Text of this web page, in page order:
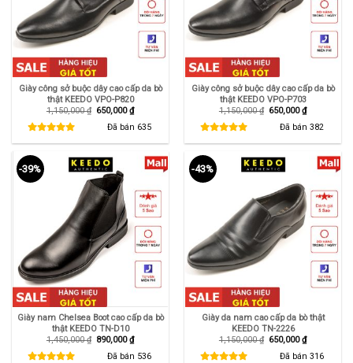
Giày công sở buộc dây cao cấp da bò
thật KEEDO VPO-P820
1,150,000₫ Giá
1,150,000 ₫.
650,000₫Giá
hiện
tại
là:
650,000 ₫.
Đã bán 635
Giày công sở buộc dây cao cấp da bò
thật KEEDO VPO-P703
1,150,000₫ Giá
1,150,000 ₫.
650,000₫Giá
hiện
tại
là:
650,000 ₫.
Đã bán 382
-39%
Giày nam Chelsea Boot cao cấp da bò
thật KEEDO TN-D10
1,450,000₫ Giá
890,000₫Giá
hiện
tại
Đã bán 536
-43%
Giày da nam cao cấp da bò thật
KEEDO TN-2226
1,150,000₫ Giá
650,000₫Giá
hiện
tại
Đã bán 316